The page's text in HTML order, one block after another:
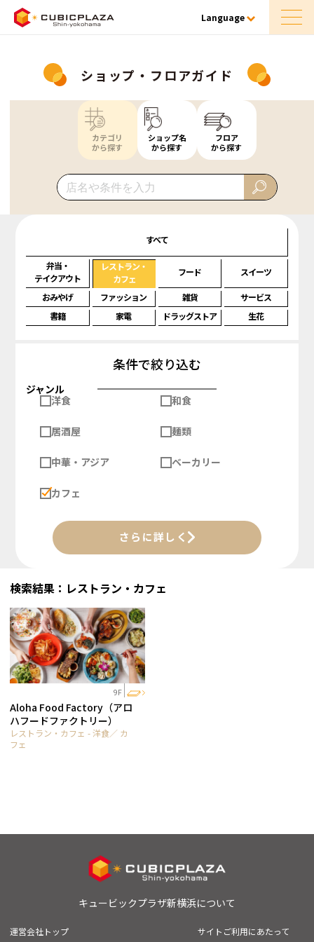
Language
ショップ・フロアガイド
カテゴリ
から探す
ショップ名
から探す
フロア
から探す
すべて
弁当・
テイクアウト
レストラン・
カフェ
フード スイーツ
おみやげ ファッション 雑貨
サービス
書籍
家電 ドラッグストア 生花
条件で絞り込む
ジャンル
洋食
和食
居酒屋 麺類
中華・アジア ベーカリー
カフェ
さらに詳しく
検索結果：レストラン・カフェ
9F
Aloha Food Factory（アロ
ハフードファクトリー）
レストラン・カフェ - 洋食／ カ
フェ
キュービックプラザ新横浜について
運営会社トップ サイトご利用にあたって